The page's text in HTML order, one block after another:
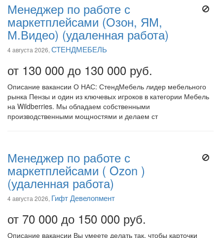
Менеджер по работе с
маркетплейсами (Озон, ЯМ,
М.Видео) (удаленная работа)
4 августа 2026, СТЕНДМЕБЕЛЬ
от 130 000 до 130 000 руб.
Описание вакансии О НАС: СтендМебель лидер мебельного
рынка Пензы и один из ключевых игроков в категории Мебель
на Wildberries. Мы обладаем собственными
производственными мощностями и делаем ст
Менеджер по работе с
маркетплейсами ( Ozon )
(удаленная работа)
4 августа 2026, Гифт Девелопмент
от 70 000 до 150 000 руб.
Описание вакансии Вы умеете делать так, чтобы карточки